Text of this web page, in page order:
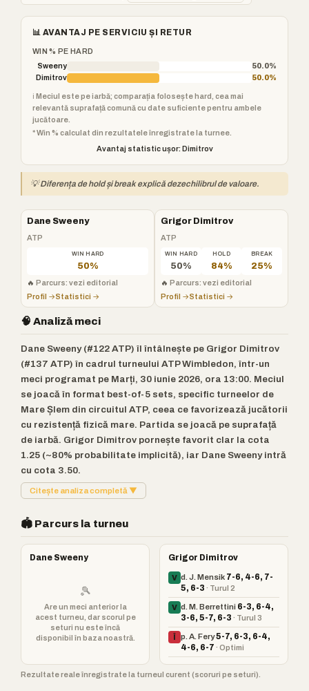
📊 AVANTAJ PE SERVICIU ȘI RETUR
WIN % PE HARD
Sweeny
50.0%
Dimitrov
50.0%
ℹ️ Meciul este pe iarbă; comparația folosește hard, cea mai
relevantă suprafață comună cu date suficiente pentru ambele
jucătoare.
* Win % calculat din rezultatele înregistrate la turnee.
Avantaj statistic ușor: Dimitrov
💡 Diferența de hold și break explică dezechilibrul de valoare.
Dane Sweeny
ATP
WIN HARD
50%
🔥 Parcurs: vezi editorial
Profil →Statistici →
Grigor Dimitrov
ATP
WIN HARD
50%
HOLD
84%
BREAK
25%
🔥 Parcurs: vezi editorial
Profil →Statistici →
🧠 Analiză meci
Dane Sweeny (#122 ATP) îl întâlnește pe Grigor Dimitrov
(#137 ATP) în cadrul turneului ATP Wimbledon, într-un
meci programat pe Marți, 30 iunie 2026, ora 13:00. Meciul
se joacă în format best-of-5 sets, specific turneelor de
Mare Șlem din circuitul ATP, ceea ce favorizează jucătorii
cu rezistență fizică mare. Partida se joacă pe suprafață
de iarbă. Grigor Dimitrov pornește favorit clar la cota
1.25 (~80% probabilitate implicită), iar Dane Sweeny intră
cu cota 3.50.
Citește analiza completă ▼
🏟️ Parcurs la turneu
Dane Sweeny
🎾
Are un meci anterior la
acest turneu, dar scorul pe
seturi nu este încă
disponibil în baza noastră.
Grigor Dimitrov
V d. J. Mensik 7-6, 4-6, 7-
5, 6-3 · Turul 2
V d. M. Berrettini 6-3, 6-4,
3-6, 5-7, 6-3 · Turul 3
Î p. A. Fery5-7, 6-3, 6-4,
4-6, 6-7 · Optimi
Rezultate reale înregistrate la turneul curent (scoruri pe seturi).